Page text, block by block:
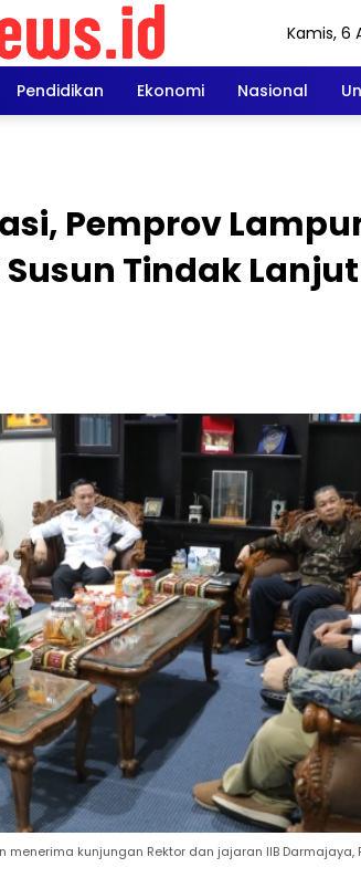
Kamis, 6
Pendidikan Ekonomi Nasional
Pemprov
Tindak
kunjungan Rektor dan jajaran IIB Darmajaya,